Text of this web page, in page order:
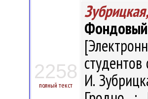
2258
полный текст
Фондовый
И.